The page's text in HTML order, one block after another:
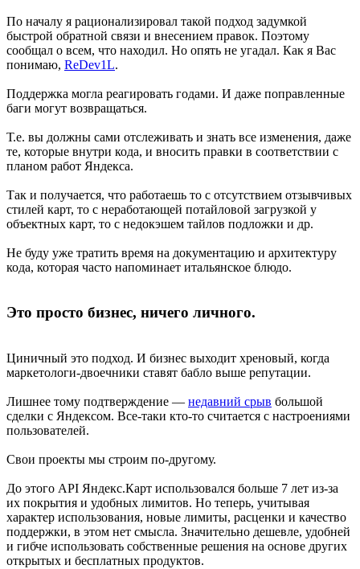
По началу я рационализировал такой подход задумкой
быстрой обратной связи и внесением правок. Поэтому
сообщал о всем, что находил. Но опять не угадал. Как я Вас
понимаю, ReDev1L.
Поддержка могла реагировать годами. И даже поправленные
баги могут возвращаться.
Т.е. вы должны сами отслеживать и знать все изменения, даже
те, которые внутри кода, и вносить правки в соответствии с
планом работ Яндекса.
Так и получается, что работаешь то с отсутствием отзывчивых
стилей карт, то с неработающей потайловой загрузкой у
объектных карт, то с недокэшем тайлов подложки и др.
Не буду уже тратить время на документацию и архитектуру
кода, которая часто напоминает итальянское блюдо.
Это просто бизнес, ничего личного.
Циничный это подход. И бизнес выходит хреновый, когда
маркетологи-двоечники ставят бабло выше репутации.
Лишнее тому подтверждение — недавний срыв большой
сделки с Яндексом. Все-таки кто-то считается с настроениями
пользователей.
Свои проекты мы строим по-другому.
До этого API Яндекс.Карт использовался больше 7 лет из-за
их покрытия и удобных лимитов. Но теперь, учитывая
характер использования, новые лимиты, расценки и качество
поддержки, в этом нет смысла. Значительно дешевле, удобней
и гибче использовать собственные решения на основе других
открытых и бесплатных продуктов.